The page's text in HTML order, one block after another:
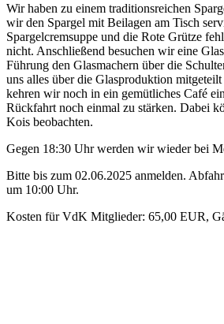
Wir haben zu einem traditionsreichen
wir den Spargel mit Beilagen am Tisch
Spargelcremsuppe und die Rote Grütze
nicht. Anschließend besuchen wir eine
Führung den Glasmachern über die
uns alles über die Glasproduktion
kehren wir noch in ein gemütliches Café
Rückfahrt noch einmal zu stärken. Dabei
Kois beobachten.
Gegen 18:30 Uhr werden wir wieder bei
Bitte bis zum 02.06.2025 anmelden.
um 10:00 Uhr.
Kosten für VdK Mitglieder: 65,00 EUR,